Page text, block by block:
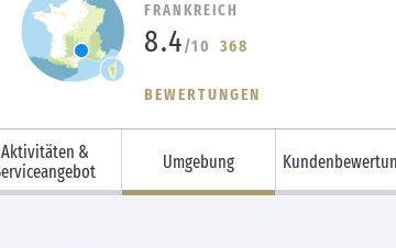
FRANKREICH
8.4/10 368
BEWERTUNGEN
Aktivitäten &
Umgebung